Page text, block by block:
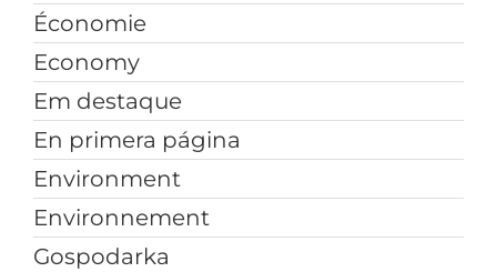
Économie
Economy
Em destaque
En primera página
Environment
Environnement
Gospodarka